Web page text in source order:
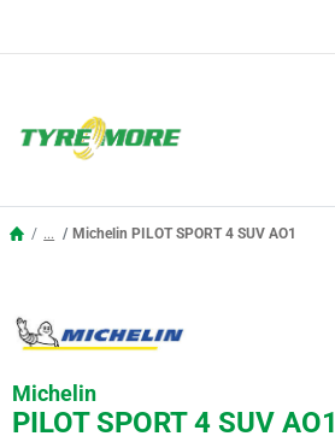
... Michelin PILOT SPORT 4 SUV AO1
Michelin
PILOT SPORT 4 SUV AO1